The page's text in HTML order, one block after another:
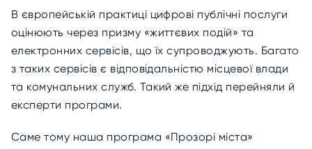
В європейській практиці цифрові публічні послуги
оцінюють через призму «життєвих подій» та
електронних сервісів, що їх супроводжують. Багато
з таких сервісів є відповідальністю місцевої влади
та комунальних служб. Такий же підхід перейняли й
експерти програми.
Саме тому наша програма «Прозорі міста»